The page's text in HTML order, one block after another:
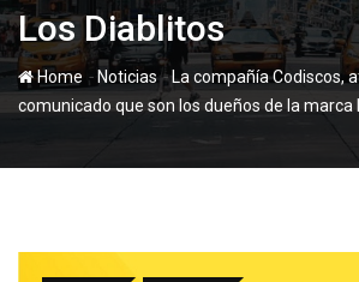
Los Diablitos
Home - Noticias-La compañía Codiscos,
comunicado que son los dueños de la marca